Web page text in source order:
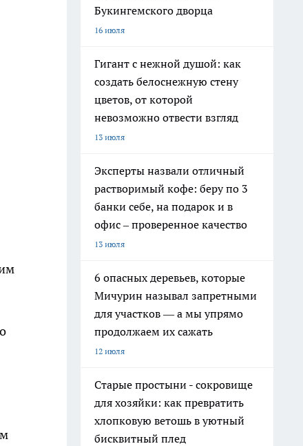
Букингемского дворца
16 июля
Гигант с нежной душой: как
создать белоснежную стену
цветов, от которой
невозможно отвести взгляд
13 июля
Эксперты назвали отличный
растворимый кофе: беру по 3
банки себе, на подарок и в
офис – проверенное качество
13 июля
6 опасных деревьев, которые
Мичурин называл запретными
для участков — а мы упрямо
продолжаем их сажать
12 июля
Старые простыни - сокровище
для хозяйки: как превратить
хлопковую ветошь в уютный
бисквитный плед